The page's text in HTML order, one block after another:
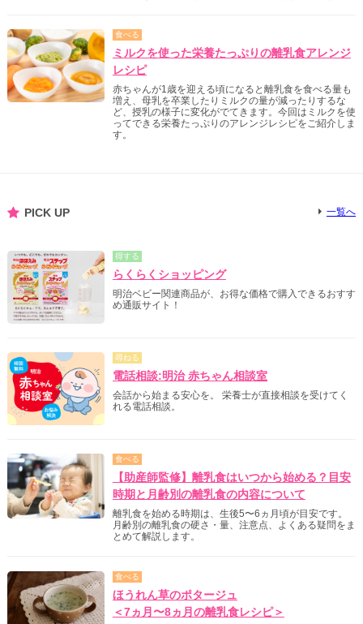
食べる
ミルクを使った栄養たっぷりの離乳食アレンジ
レシピ
赤ちゃんが1歳を迎える頃になると離乳食を食べる量も
増え、母乳を卒業したりミルクの量が減ったりするな
ど、授乳の様子に変化がでてきます。今回はミルクを使
ってできる栄養たっぷりのアレンジレシピをご紹介しま
す。
PICK UP 一覧へ
得する
らくらくショッピング
明治ベビー関連商品が、お得な価格で購入できるおすす
め通販サイト！
尋ねる
電話相談:明治 赤ちゃん相談室
会話から始まる安心を。 栄養士が直接相談を受けてく
れる電話相談。
食べる
【助産師監修】離乳食はいつから始める？目安
時期と月齢別の離乳食の内容について
離乳食を始める時期は、生後5〜6ヵ月頃が目安です。
月齢別の離乳食の硬さ・量、注意点、よくある疑問をま
とめて解説します。
食べる
ほうれん草のポタージュ
＜7ヵ月〜8ヵ月の離乳食レシピ＞